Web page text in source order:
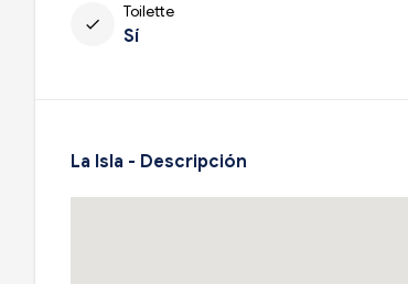
check
Toilette
Sí
La Isla - Descripción